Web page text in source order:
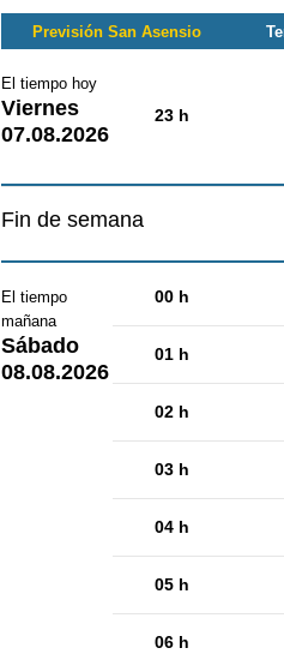
Previsión San Asensio
El tiempo hoy
Viernes
07.08.2026
23 h
Fin de semana
El tiempo
mañana
Sábado
08.08.2026
00 h
01 h
02 h
03 h
04 h
05 h
06 h